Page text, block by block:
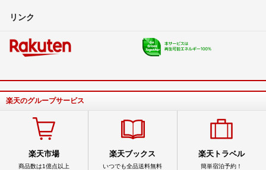
リンク
楽天のグループサービス
楽天市場
商品数は1億点以上
楽天ブックス
いつでも全品送料無料
楽天トラベル
簡単宿泊予約！